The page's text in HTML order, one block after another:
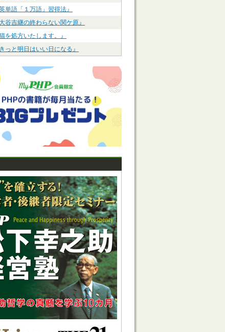
英単語「１万語」習得法』
大谷吉継の終わらない関ケ原』
猫を処方いたします。』
きっと明日はいい日になる』